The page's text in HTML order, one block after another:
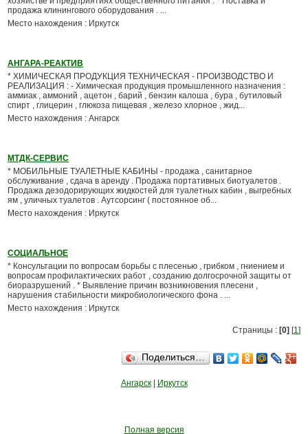
продажа клинингового оборудования . ...
Место нахождения : Иркутск
АНГАРА-РЕАКТИВ
* ХИМИЧЕСКАЯ ПРОДУКЦИЯ ТЕХНИЧЕСКАЯ - ПРОИЗВОДСТВО И
РЕАЛИЗАЦИЯ : - Химическая продукция промышленного назначения :
аммиак , аммоний , ацетон , барий , бензин калоша , бура , бутиловый
спирт , глицерин , глюкоза пищевая , железо хлорное , жид...
Место нахождения : Ангарск
МТДК-СЕРВИС
* МОБИЛЬНЫЕ ТУАЛЕТНЫЕ КАБИНЫ - продажа , санитарное
обслуживание , сдача в аренду . Продажа портативных биотуалетов .
Продажа дезодорирующих жидкостей для туалетных кабин , выгребных
ям , уличных туалетов . Аутсорсинг ( постоянное об...
Место нахождения : Иркутск
СОЦИАЛЬНОЕ
* Консультации по вопросам борьбы с плесенью , грибком , гниением и
вопросам профилактических работ , созданию долгосрочной защиты от
биоразрушений . * Выявление причин возникновения плесени ,
нарушения стабильности микробиологического фона . ...
Место нахождения : Иркутск
Страницы : [0] [1]
Поделиться…
Ангарск| Иркутск
Полная версия